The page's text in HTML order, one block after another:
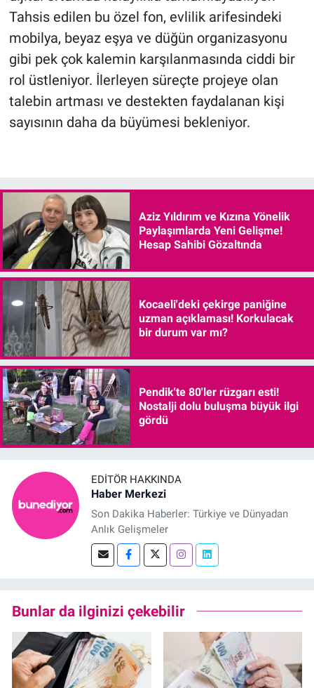
Tahsis edilen bu özel fon, evlilik arifesindeki
mobilya, beyaz eşya ve düğün organizasyonu
gibi pek çok kalemin karşılanmasında ciddi bir
rol üstleniyor. İlerleyen süreçte projeye olan
talebin artması ve destekten faydalanan kişi
sayısının daha da büyümesi bekleniyor.
Aziz Yıldırım ve Kızına Yönelik
Paylaşımlarda Yeni Gelişme!
Hesap Sahibi Gözaltında
Kocaeli'deki çekirge paniğine
uzman açıklaması! Korkulacak
bir durum var mı?
Pendik'te 80'ler rüzgarı esti!
Nostalji dolu buluşma büyük ilgi
gördü
EDITÖR HAKKINDA
Haber Merkezi
Son Dakika Haberler: Türkiye ve Dünyadan
Anlık Gelişmeler
Bunlar da ilginizi çekebilir